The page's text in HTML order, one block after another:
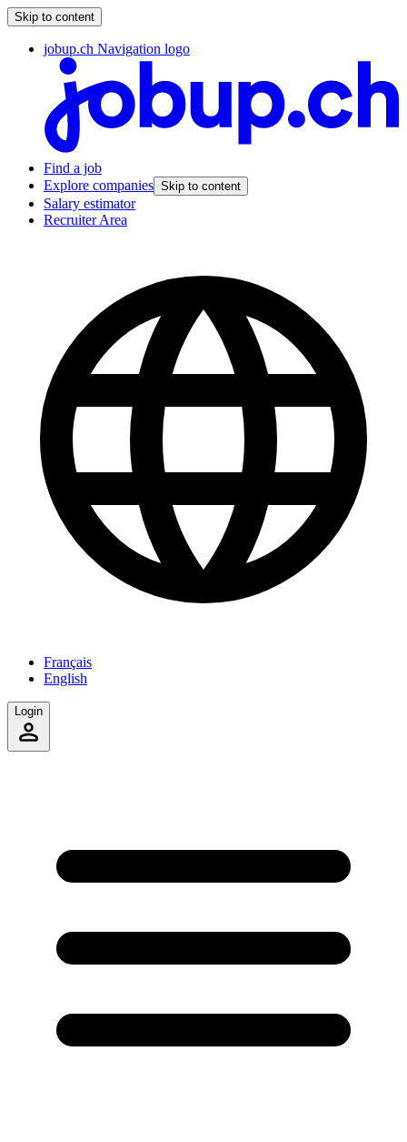
Skip to content
jobup.ch Navigation logo
Find a job
Explore companies Skip to content
Salary estimator
Recruiter Area
Français
English
Login